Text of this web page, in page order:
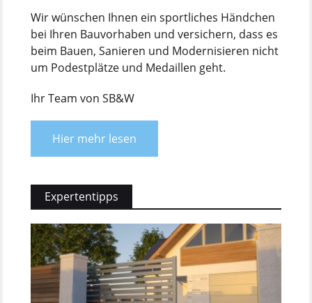
Wir wünschen Ihnen ein sportliches Händchen
bei Ihren Bauvorhaben und versichern, dass es
beim Bauen, Sanieren und Modernisieren nicht
um Podestplätze und Medaillen geht.
Ihr Team von SB&W
Hier mehr lesen
Expertentipps